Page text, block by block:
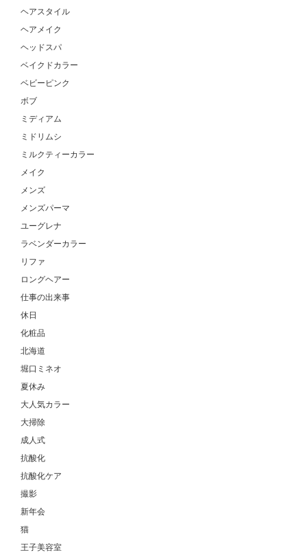
ヘアスタイル
ヘアメイク
ヘッドスパ
ベイクドカラー
ベビーピンク
ボブ
ミディアム
ミドリムシ
ミルクティーカラー
メイク
メンズ
メンズパーマ
ユーグレナ
ラベンダーカラー
リファ
ロングヘアー
仕事の出来事
休日
化粧品
北海道
堀口ミネオ
夏休み
大人気カラー
大掃除
成人式
抗酸化
抗酸化ケア
撮影
新年会
猫
王子美容室